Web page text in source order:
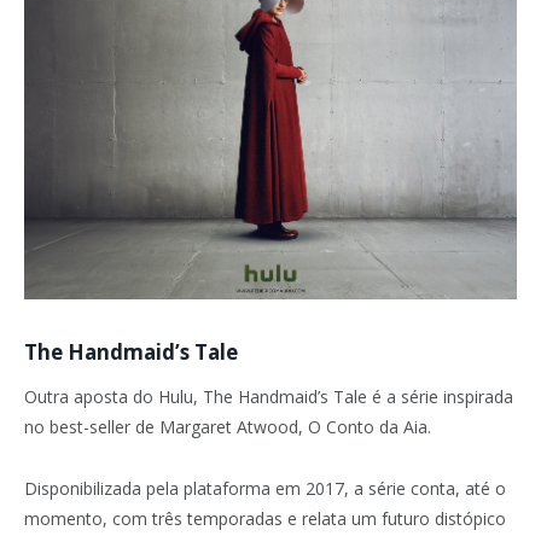
The Handmaid’s Tale
Outra aposta do Hulu, The Handmaid’s Tale é a série inspirada
no best-seller de Margaret Atwood, O Conto da Aia.
Disponibilizada pela plataforma em 2017, a série conta, até o
momento, com três temporadas e relata um futuro distópico